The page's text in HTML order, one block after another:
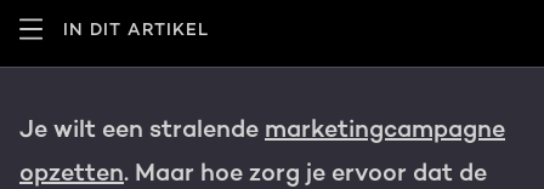
Content & design
AI services
HubSpot partner
Werken bij
IN DIT ARTIKEL
Je wilt een stralende marketingcampagne
opzetten. Maar hoe zorg je ervoor dat de